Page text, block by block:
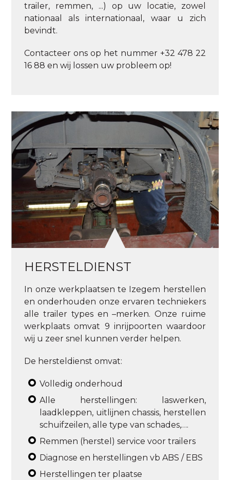
trailer, remmen, ...) op uw locatie, zowel
nationaal als internationaal, waar u zich
bevindt.
Contacteer ons op het nummer +32 478 22
16 88 en wij lossen uw probleem op!
HERSTELDIENST
In onze werkplaatsen te Izegem herstellen
en onderhouden onze ervaren techniekers
alle trailer types en –merken. Onze ruime
werkplaats omvat 9 inrijpoorten waardoor
wij u zeer snel kunnen verder helpen.
De hersteldienst omvat:
Volledig onderhoud
Alle herstellingen: laswerken,
laadkleppen, uitlijnen chassis, herstellen
schuifzeilen, alle type van schades,….
Remmen (herstel) service voor trailers
Diagnose en herstellingen vb ABS / EBS
Herstellingen ter plaatse